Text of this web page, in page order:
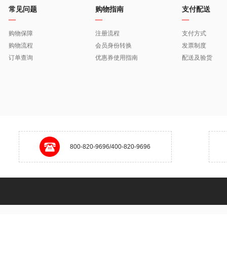
常见问题
购物保障
购物流程
订单查询
购物指南
注册流程
会员身份转换
优惠券使用指南
支付配送
支付方式
发票制度
配送及验货
800-820-9696/400-820-9696